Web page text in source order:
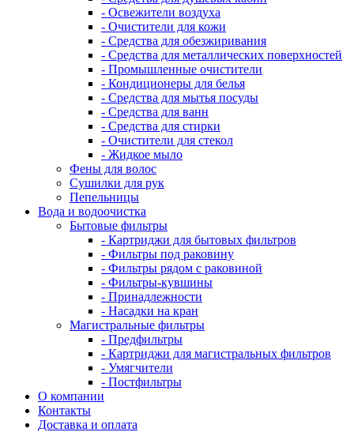
- Освежители воздуха
- Очистители для кожи
- Средства для обезжиривания
- Средства для металлических поверхностей
- Промышленные очистители
- Кондиционеры для белья
- Средства для мытья посуды
- Средства для ванн
- Средства для стирки
- Очистители для стекол
- Жидкое мыло
Фены для волос
Сушилки для рук
Пепельницы
Вода и водоочистка
Бытовые фильтры
- Картриджи для бытовых фильтров
- Фильтры под раковину
- Фильтры рядом с раковиной
- Фильтры-кувшины
- Принадлежности
- Насадки на кран
Магистральные фильтры
- Предфильтры
- Картриджи для магистральных фильтров
- Умягчители
- Постфильтры
О компании
Контакты
Доставка и оплата